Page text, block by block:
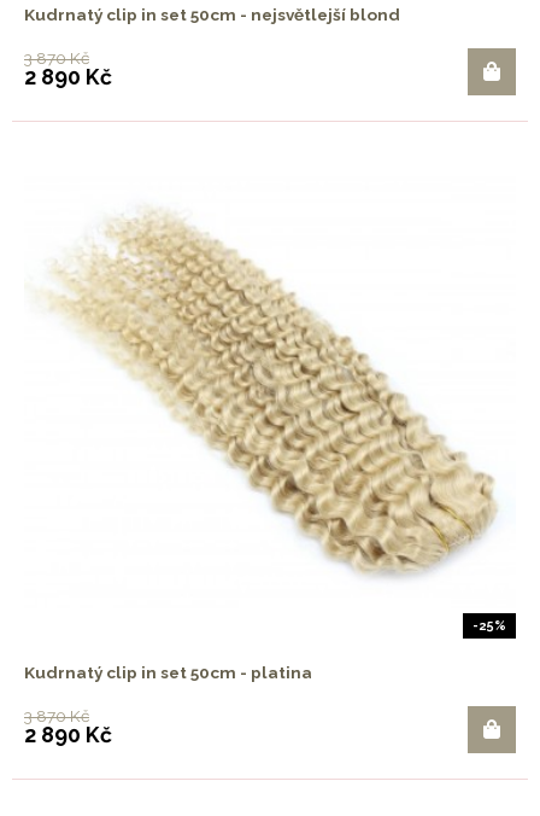
Kudrnatý clip in set 50cm - nejsvětlejší blond
3 870 Kč
2 890 Kč
-25%
Kudrnatý clip in set 50cm - platina
3 870 Kč
2 890 Kč